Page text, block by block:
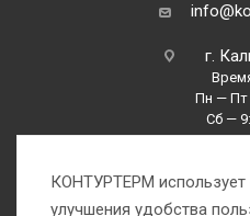
г.
Пн — Пт
Сб —
Вс
КОНТУРТЕРМ
улучшения удобства